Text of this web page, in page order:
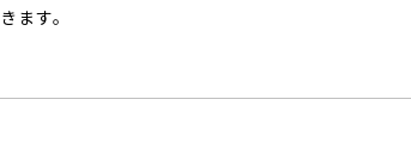
ます。